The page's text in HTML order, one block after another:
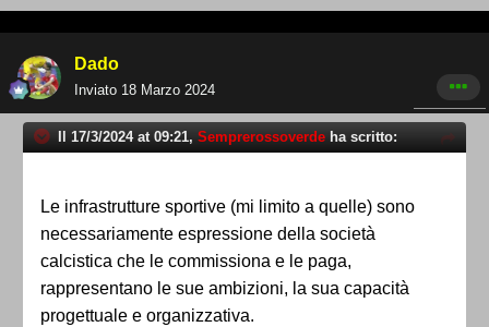
Dado
Inviato 18 Marzo 2024
Il 17/3/2024 at 09:21, Semprerossoverde ha scritto:
Le infrastrutture sportive (mi limito a quelle) sono
necessariamente espressione della società
calcistica che le commissiona e le paga,
rappresentano le sue ambizioni, la sua capacità
progettuale e organizzativa.